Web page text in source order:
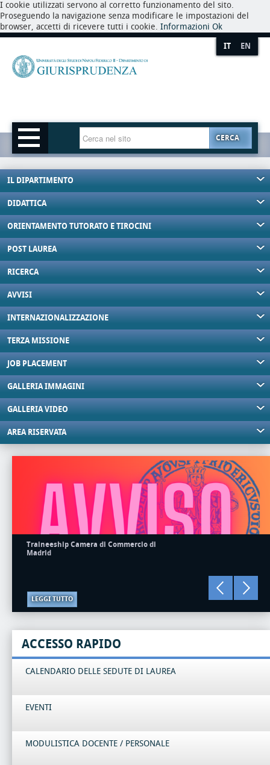
I cookie utilizzati servono al corretto funzionamento del sito.
Proseguendo la navigazione senza modificare le impostazioni del
browser, accetti di ricevere tutti i cookie. Informazioni Ok
IT EN
CERCA
IL DIPARTIMENTO
DIDATTICA
ORIENTAMENTO TUTORATO E TIROCINI
POST LAUREA
RICERCA
AVVISI
INTERNAZIONALIZZAZIONE
TERZA MISSIONE
JOB PLACEMENT
GALLERIA IMMAGINI
GALLERIA VIDEO
AREA RISERVATA
Traineeship Camera di Commercio di
Madrid
LEGGI TUTTO
ACCESSO RAPIDO
CALENDARIO DELLE SEDUTE DI LAUREA
EVENTI
MODULISTICA DOCENTE / PERSONALE